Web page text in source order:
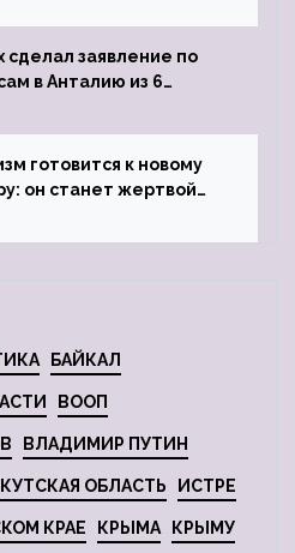
сделал заявление по
в Анталию из 6
готовится к новому
он станет жертвой
БАЙКАЛ
ВООП
ВЛАДИМИР ПУТИН
ОБЛАСТЬ ИСТРЕ
КРАЕ КРЫМА КРЫМУ